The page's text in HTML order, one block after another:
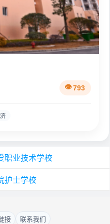
793
职业技术学校
护士学校
接 联系我们